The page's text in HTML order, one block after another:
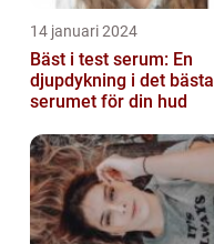
14 januari 2024
Bäst i test serum: En
djupdykning i det bästa
serumet för din hud